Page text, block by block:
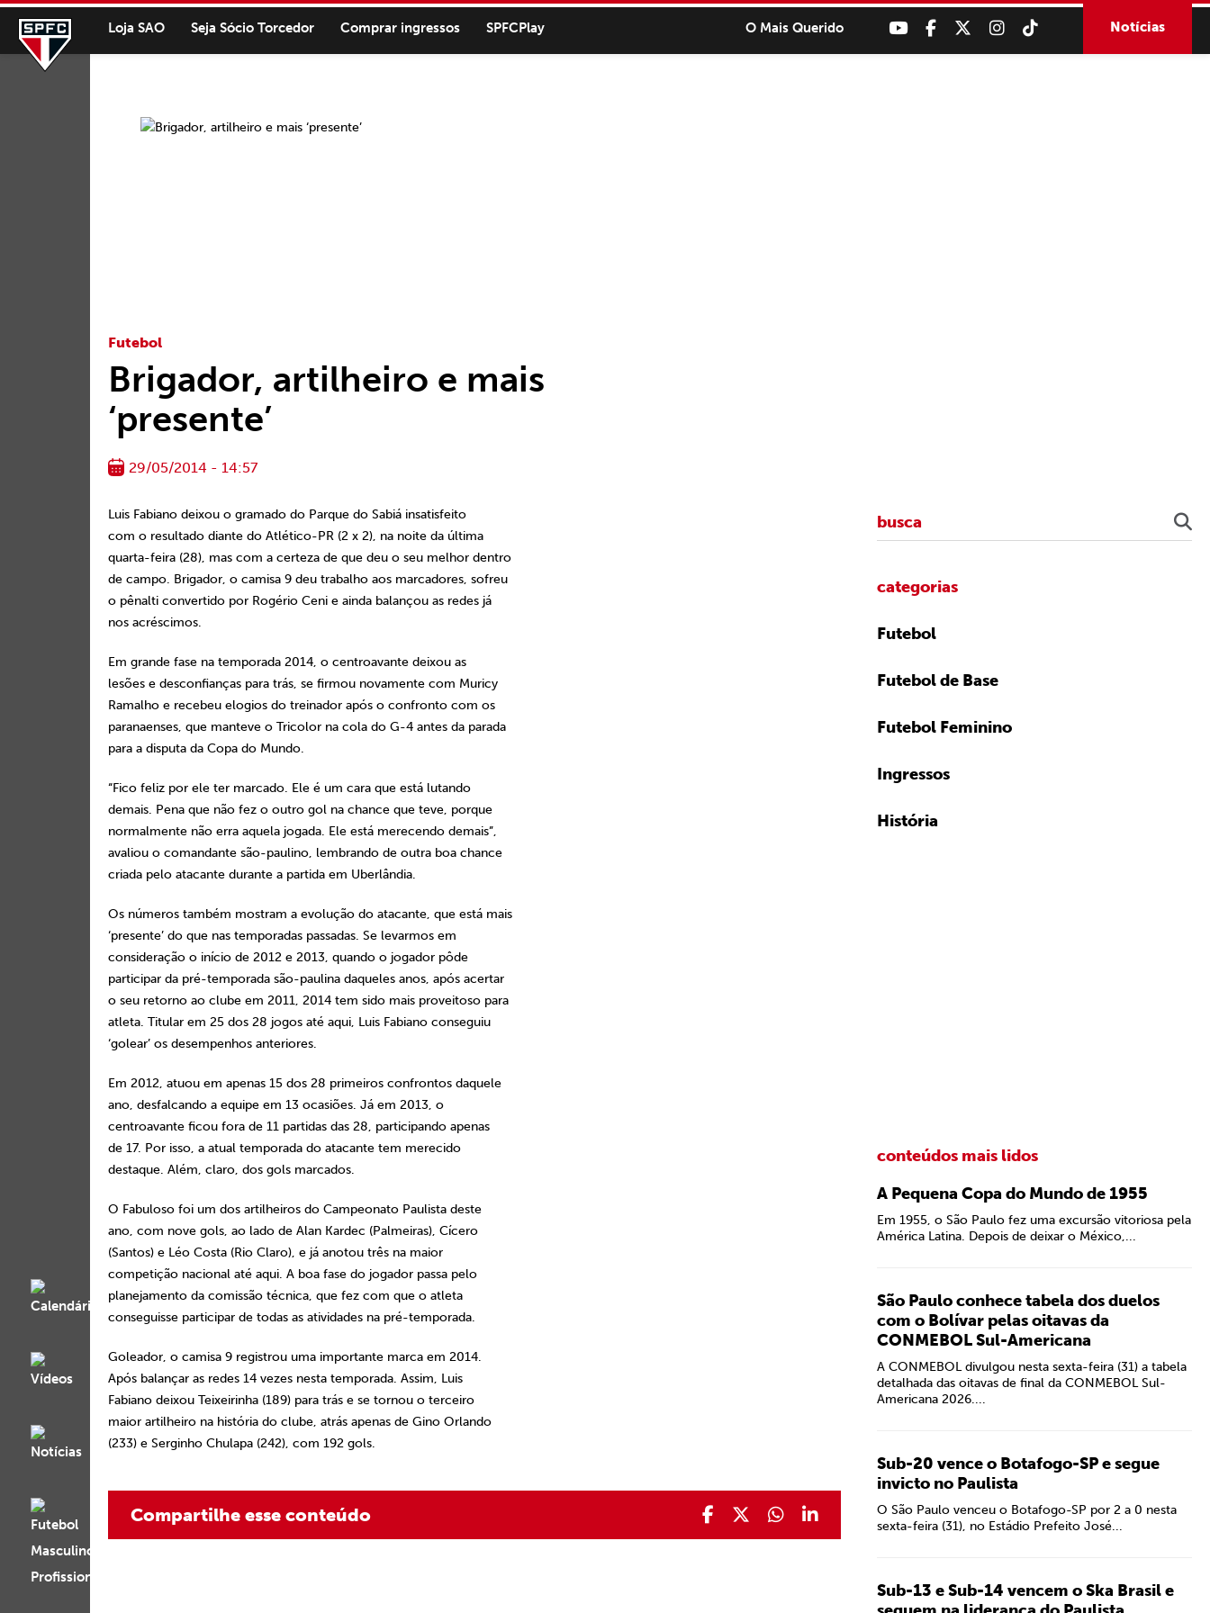
Loja SAO Seja Sócio Torcedor Comprar ingressos SPFCPlay O Mais Querido Notícias
Futebol
Brigador, artilheiro e mais
‘presente’
29/05/2014 - 14:57
Luis Fabiano deixou o gramado do Parque do Sabiá insatisfeito
com o resultado diante do Atlético-PR (2 x 2), na noite da última
quarta-feira (28), mas com a certeza de que deu o seu melhor dentro
de campo. Brigador, o camisa 9 deu trabalho aos marcadores, sofreu
o pênalti convertido por Rogério Ceni e ainda balançou as redes já
nos acréscimos.
Em grande fase na temporada 2014, o centroavante deixou as
lesões e desconfianças para trás, se firmou novamente com Muricy
Ramalho e recebeu elogios do treinador após o confronto com os
paranaenses, que manteve o Tricolor na cola do G-4 antes da parada
para a disputa da Copa do Mundo.
“Fico feliz por ele ter marcado. Ele é um cara que está lutando
demais. Pena que não fez o outro gol na chance que teve, porque
normalmente não erra aquela jogada. Ele está merecendo demais”,
avaliou o comandante são-paulino, lembrando de outra boa chance
criada pelo atacante durante a partida em Uberlândia.
Os números também mostram a evolução do atacante, que está mais
‘presente’ do que nas temporadas passadas. Se levarmos em
consideração o início de 2012 e 2013, quando o jogador pôde
participar da pré-temporada são-paulina daqueles anos, após acertar
o seu retorno ao clube em 2011, 2014 tem sido mais proveitoso para
atleta. Titular em 25 dos 28 jogos até aqui, Luis Fabiano conseguiu
‘golear’ os desempenhos anteriores.
Em 2012, atuou em apenas 15 dos 28 primeiros confrontos daquele
ano, desfalcando a equipe em 13 ocasiões. Já em 2013, o
centroavante ficou fora de 11 partidas das 28, participando apenas
de 17. Por isso, a atual temporada do atacante tem merecido
destaque. Além, claro, dos gols marcados.
O Fabuloso foi um dos artilheiros do Campeonato Paulista deste
ano, com nove gols, ao lado de Alan Kardec (Palmeiras), Cícero
(Santos) e Léo Costa (Rio Claro), e já anotou três na maior
competição nacional até aqui. A boa fase do jogador passa pelo
planejamento da comissão técnica, que fez com que o atleta
conseguisse participar de todas as atividades na pré-temporada.
Goleador, o camisa 9 registrou uma importante marca em 2014.
Após balançar as redes 14 vezes nesta temporada. Assim, Luis
Fabiano deixou Teixeirinha (189) para trás e se tornou o terceiro
maior artilheiro na história do clube, atrás apenas de Gino Orlando
(233) e Serginho Chulapa (242), com 192 gols.
Compartilhe esse conteúdo
categorias
Futebol
Futebol de Base
Futebol Feminino
Ingressos
História
conteúdos mais lidos
A Pequena Copa do Mundo de 1955
Em 1955, o São Paulo fez uma excursão vitoriosa pela
América Latina. Depois de deixar o México,...
São Paulo conhece tabela dos duelos
com o Bolívar pelas oitavas da
CONMEBOL Sul-Americana
A CONMEBOL divulgou nesta sexta-feira (31) a tabela
detalhada das oitavas de final da CONMEBOL Sul-
Americana 2026....
Sub-20 vence o Botafogo-SP e segue
invicto no Paulista
O São Paulo venceu o Botafogo-SP por 2 a 0 nesta
sexta-feira (31), no Estádio Prefeito José...
Sub-13 e Sub-14 vencem o Ska Brasil e